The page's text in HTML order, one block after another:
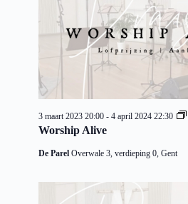
Worship Alive
3 maart 2023 20:00 - 4 april 2024 22:30
De Parel Overwale 3, verdieping 0, Gent